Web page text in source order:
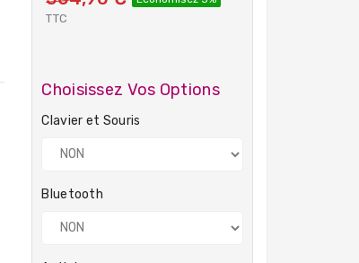
TTC
Choisissez Vos Options
Clavier et Souris
Bluetooth